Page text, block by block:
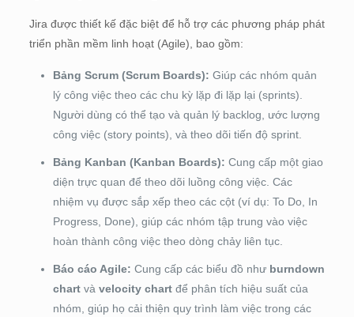
Jira được thiết kế đặc biệt để hỗ trợ các phương pháp phát
triển phần mềm linh hoạt (Agile), bao gồm:
Bảng Scrum (Scrum Boards): Giúp các nhóm quản
lý công việc theo các chu kỳ lặp đi lặp lại (sprints).
Người dùng có thể tạo và quản lý backlog, ước lượng
công việc (story points), và theo dõi tiến độ sprint.
Bảng Kanban (Kanban Boards): Cung cấp một giao
diện trực quan để theo dõi luồng công việc. Các
nhiệm vụ được sắp xếp theo các cột (ví dụ: To Do, In
Progress, Done), giúp các nhóm tập trung vào việc
hoàn thành công việc theo dòng chảy liên tục.
Báo cáo Agile: Cung cấp các biểu đồ như burndown
chartvà velocity chartđể phân tích hiệu suất của
nhóm, giúp họ cải thiện quy trình làm việc trong các